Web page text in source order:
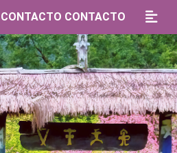
CONTACTO CONTACTO